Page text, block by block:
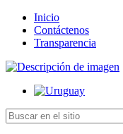
Inicio
Contáctenos
Transparencia